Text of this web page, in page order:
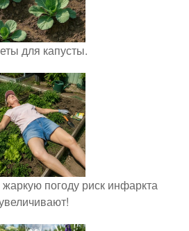
для капусты.
погоду риск инфаркта